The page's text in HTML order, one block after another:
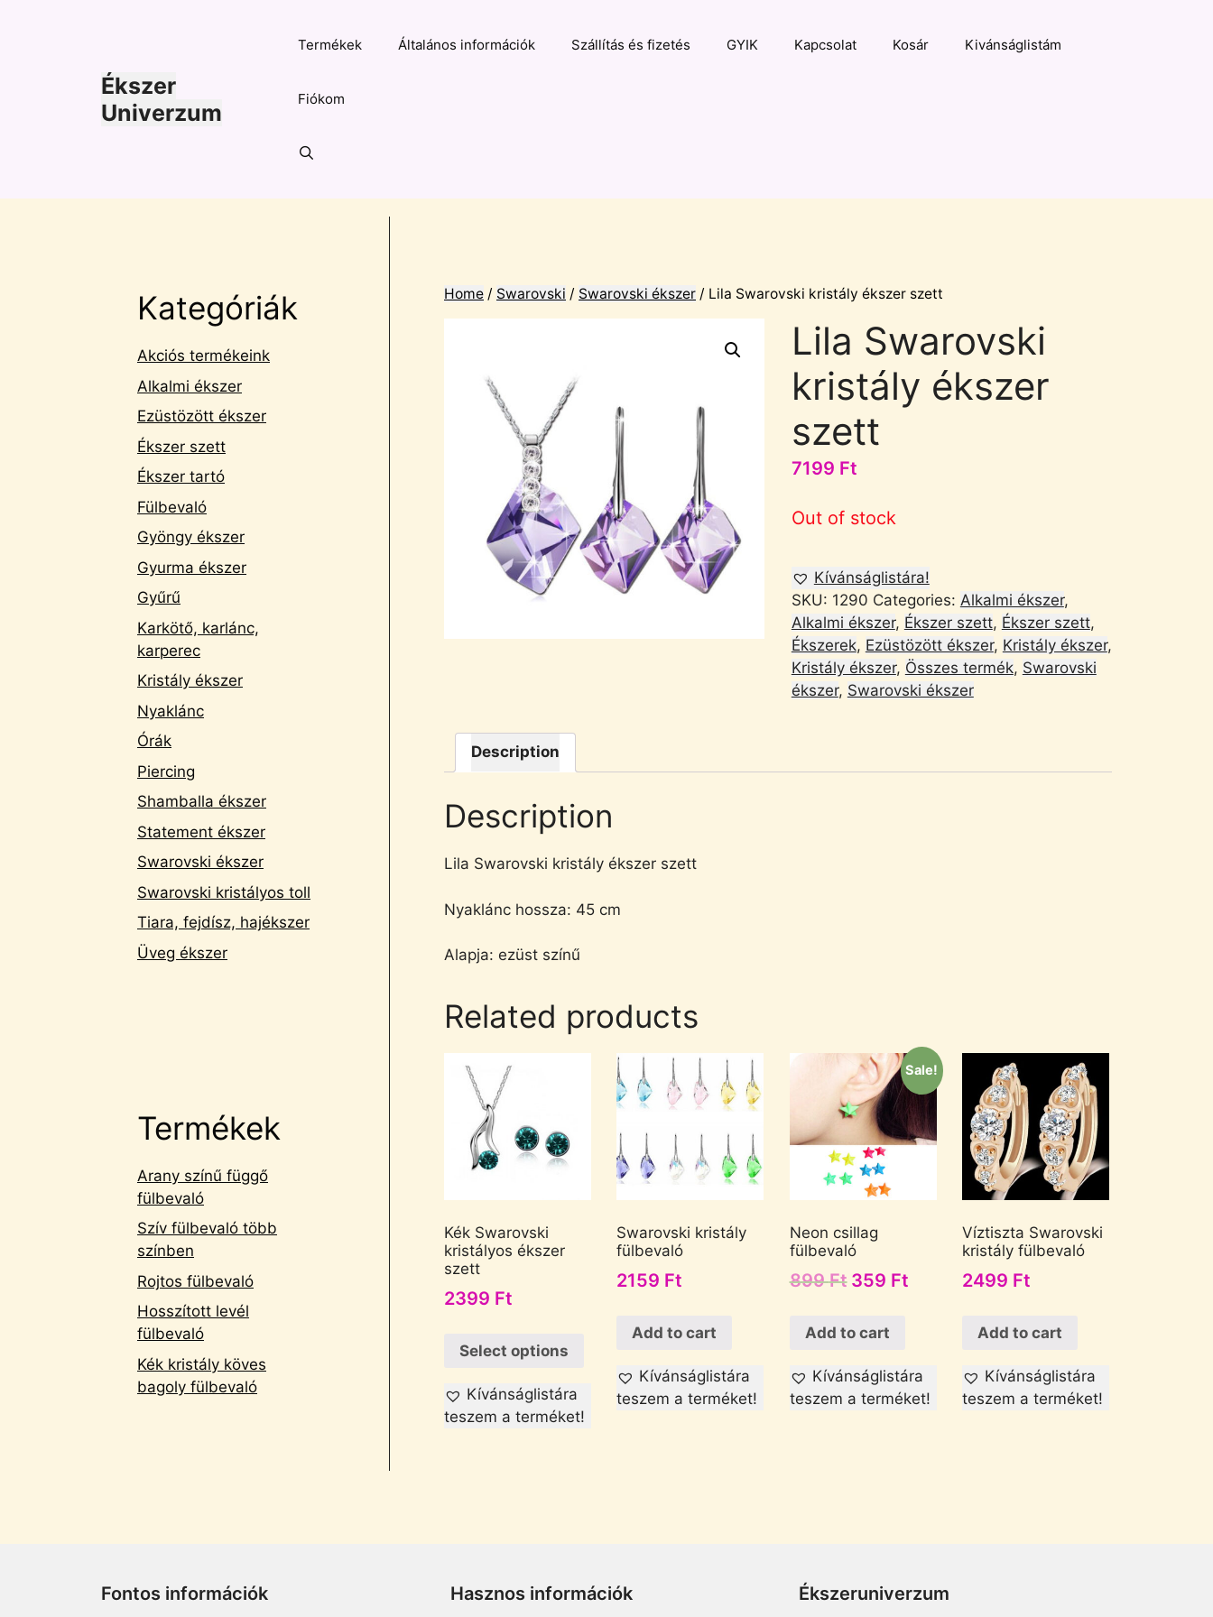
Ékszer
Univerzum
Termékek Általános információk Szállítás és fizetés GYIK Kapcsolat Kosár Kivánságlistám
Fiókom
Home / Swarovski / Swarovski ékszer / Lila Swarovski kristály ékszer szett
Lila Swarovski
kristály ékszer
szett
7199 Ft
Out of stock
Kívánságlistára!
SKU: 1290 Categories: Alkalmi ékszer,
Alkalmi ékszer, Ékszer szett, Ékszer szett,
Ékszerek, Ezüstözött ékszer, Kristály ékszer,
Kristály ékszer, Összes termék, Swarovski
ékszer, Swarovski ékszer
Description
Description
Lila Swarovski kristály ékszer szett
Nyaklánc hossza: 45 cm
Alapja: ezüst színű
Related products
Kék Swarovski
kristályos ékszer
szett
2399 Ft
Select options
Kívánságlistára
teszem a terméket!
Swarovski kristály
fülbevaló
2159 Ft
Add to cart
Kívánságlistára
teszem a terméket!
Sale!
Neon csillag
fülbevaló
899Ft 359 Ft
Add to cart
Kívánságlistára
teszem a terméket!
Víztiszta Swarovski
kristály fülbevaló
2499 Ft
Add to cart
Kívánságlistára
teszem a terméket!
Kategóriák
Akciós termékeink
Alkalmi ékszer
Ezüstözött ékszer
Ékszer szett
Ékszer tartó
Fülbevaló
Gyöngy ékszer
Gyurma ékszer
Gyűrű
Karkötő, karlánc,
karperec
Kristály ékszer
Nyaklánc
Órák
Piercing
Shamballa ékszer
Statement ékszer
Swarovski ékszer
Swarovski kristályos toll
Tiara, fejdísz, hajékszer
Üveg ékszer
Termékek
Arany színű függő
fülbevaló
Szív fülbevaló több
színben
Rojtos fülbevaló
Hosszított levél
fülbevaló
Kék kristály köves
bagoly fülbevaló
Fontos információk Hasznos információk Ékszeruniverzum